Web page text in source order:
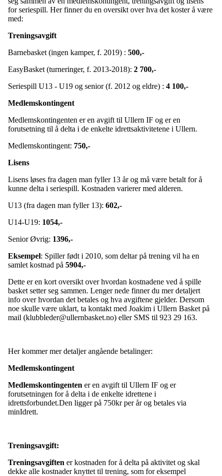
for seriespill. Her finner du en oversikt over hva det koster å være
med:
Treningsavgift
Barnebasket (ingen kamper, f. 2019) : 500,-
EasyBasket (turneringer, f. 2013-2018): 2 700,-
Seriespill U13 - U19 og senior (f. 2012 og eldre) : 4 100,-
Medlemskontingent
Medlemskontingenten er en avgift til Ullern IF og er en
forutsetning til å delta i de enkelte idrettsaktivitetene i Ullern.
Medlemskontingent: 750,-
Lisens
Lisens løses fra dagen man fyller 13 år og må være betalt for å
kunne delta i seriespill. Kostnaden varierer med alderen.
U13 (fra dagen man fyller 13): 602,-
U14-U19: 1054,-
Senior Øvrig: 1396,-
Eksempel: Spiller født i 2010, som deltar på trening vil ha en
samlet kostnad på 5904,-
Dette er en kort oversikt over hvordan kostnadene ved å spille
basket setter seg sammen. Lenger nede finner du mer detaljert
info over hvordan det betales og hva avgiftene gjelder. Dersom
noe skulle være uklart, ta kontakt med Joakim i Ullern Basket på
mail (klubbleder@ullernbasket.no) eller SMS til 923 29 163.
Her kommer mer detaljer angående betalinger:
Medlemskontingent
Medlemskontingenten er en avgift til Ullern IF og er
forutsetningen for å delta i de enkelte idrettene i
idrettsforbundet.Den ligger på 750kr per år og betales via
minIdrett.
Treningsavgift:
Treningsavgiften er kostnaden for å delta på aktivitet og skal
dekke alle kostnader knyttet til trening, som for eksempel